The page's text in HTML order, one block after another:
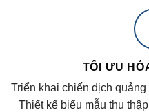
TỐI ƯU
Triển khai chiến dịch
Thiết kế biểu mẫu thu